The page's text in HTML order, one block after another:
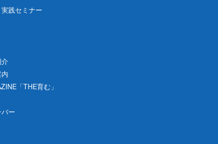
が決定
践セミナー
「THE育む」
ー